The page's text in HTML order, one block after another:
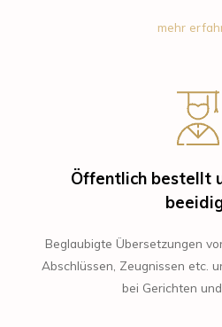
mehr
Öffentlich bestellt
Beglaubigte Übersetzungen
Abschlüssen, Zeugnissen etc.
bei Gerichten